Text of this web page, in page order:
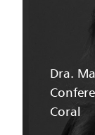
Dra.
Coral